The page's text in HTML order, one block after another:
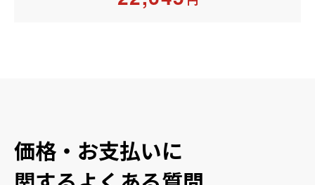
価格・お支払いに